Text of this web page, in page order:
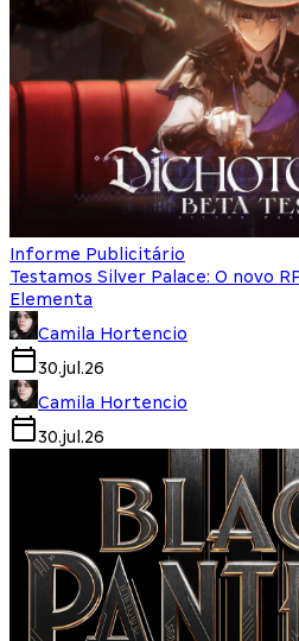
Informe Publicitário
Testamos Silver Palace: O novo
Elementa
Camila Hortencio
30.jul.26
Camila Hortencio
30.jul.26